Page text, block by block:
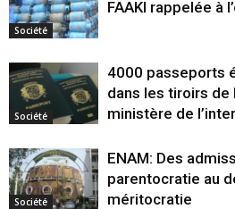
Société
FAAKI rappelée à
Société
4000 passeports
dans les tiroirs
ministère de
Société
ENAM: Des
parentocratie au
méritocratie